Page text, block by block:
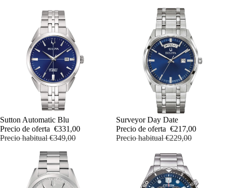
OFERTA
Sutton Automatic Blu
Precio de oferta €331,00
Precio habitual€349,00
OFERTA
Surveyor Day Date
Precio de oferta €217,00
Precio habitual€229,00